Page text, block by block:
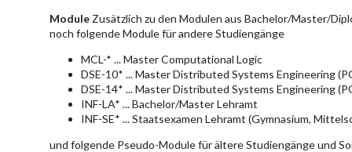
Module Zusätzlich zu den Modulen aus Bachelor/Master/
noch folgende Module für andere Studiengänge
MCL-* ... Master Computational Logic
DSE-10* ... Master Distributed Systems Engineering
DSE-14* ... Master Distributed Systems Engineering
INF-LA* ... Bachelor/Master Lehramt
INF-SE* ... Staatsexamen Lehramt (Gymnasium,
und folgende Pseudo-Module für ältere Studiengänge und